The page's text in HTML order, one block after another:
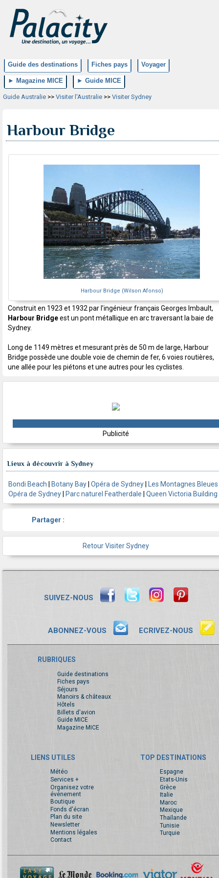
Guide des destinations Fiches pays Voyager
► Magazine MICE ► Guide MICE
Guide Australie >> Visiter l'Australie >> Visiter Sydney
Harbour Bridge
Harbour Bridge (Wilson Afonso)
Construit en 1923 et 1932 par l’ingénieur français Georges Imbault,
Harbour Bridgeest un pont métallique en arc traversant la baie de
Sydney.
Long de 1149 mètres et mesurant près de 50 m de large, Harbour
Bridge possède une double voie de chemin de fer, 6 voies routières,
une allée pour les piétons et une autres pour les cyclistes.
Publicité
Lieux à découvrir à Sydney
Bondi Beach Botany Bay Opéra de Sydney Les Montagnes Bleues
Opéra de Sydney
Parc naturel Featherdale Queen Victoria Building
Partager :
Retour Visiter Sydney
SUIVEZ-NOUS
ABONNEZ-VOUS ECRIVEZ-NOUS
RUBRIQUES
Guide destinations
Fiches pays
Séjours
Manoirs & châteaux
Hôtels
Billets d'avion
Guide MICE
Magazine MICE
LIENS UTILES
Météo
Services +
Organisez votre
événement
Boutique
Fonds d'écran
Plan du site
Newsletter
Mentions légales
Contact
TOP DESTINATIONS
Espagne
Etats-Unis
Grèce
Italie
Maroc
Mexique
Thaïlande
Tunisie
Turquie